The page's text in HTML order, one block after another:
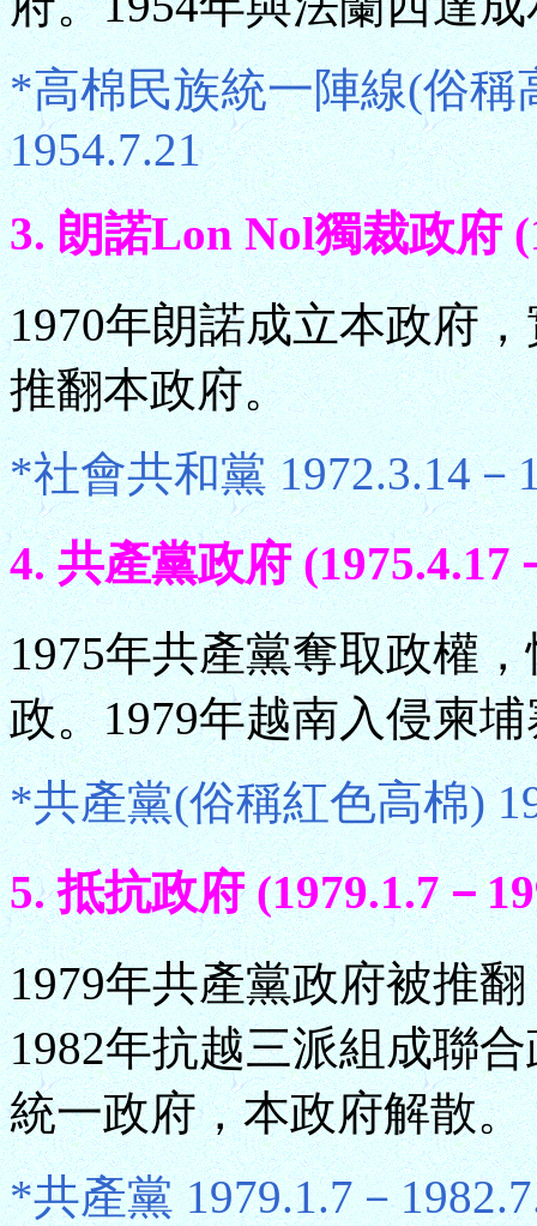
*高棉民族統一陣線(俗稱
1954.7.21
3. 朗諾Lon Nol獨裁政府
1970年朗諾成立本政府
推翻本政府。
*社會共和黨 1972.3.14－
4. 共產黨政府 (1975.4.17
1975年共產黨奪取政權
政。1979年越南入侵柬
*共產黨(俗稱紅色高棉)
5. 抵抗政府 (1979.1.7－
1979年共產黨政府被推
1982年抗越三派組成聯
統一政府，本政府解散。
*共產黨 1979.1.7－